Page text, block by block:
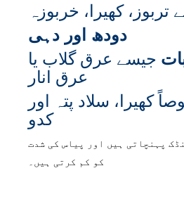
تربوز، کھیرا، خربوزہ
دودھ اور دہی
جیسے عرق گلاب یا
عرق انار
کھیرا، سلاد پتہ اور
کدو
پہنچاتی ہیں اور پیاس کی شدت
کو کم کرتی ہیں۔